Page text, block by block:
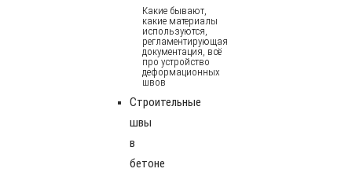
Какие бывают,
какие материалы
используются,
регламентирующая
документация, всё
про устройство
деформационных
швов
Строительные
швы
в
бетоне